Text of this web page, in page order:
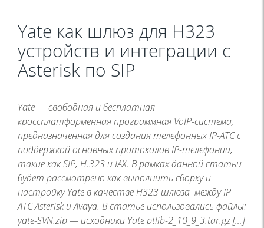
Yate как шлюз для H323
устройств и интеграции с
Asterisk по SIP
Yate — свободная и бесплатная
кроссплатформенная программная VoIP-система,
предназначенная для создания телефонных IP-АТС с
поддержкой основных протоколов IP-телефонии,
такие как SIP, H.323 и IAX. В рамках данной статьи
будет рассмотрено как выполнить сборку и
настройку Yate в качестве H323 шлюза между IP
АТС Asterisk и Avaya. В статье использовались файлы:
yate-SVN.zip — исходники Yate ptlib-2_10_9_3.tar.gz […]